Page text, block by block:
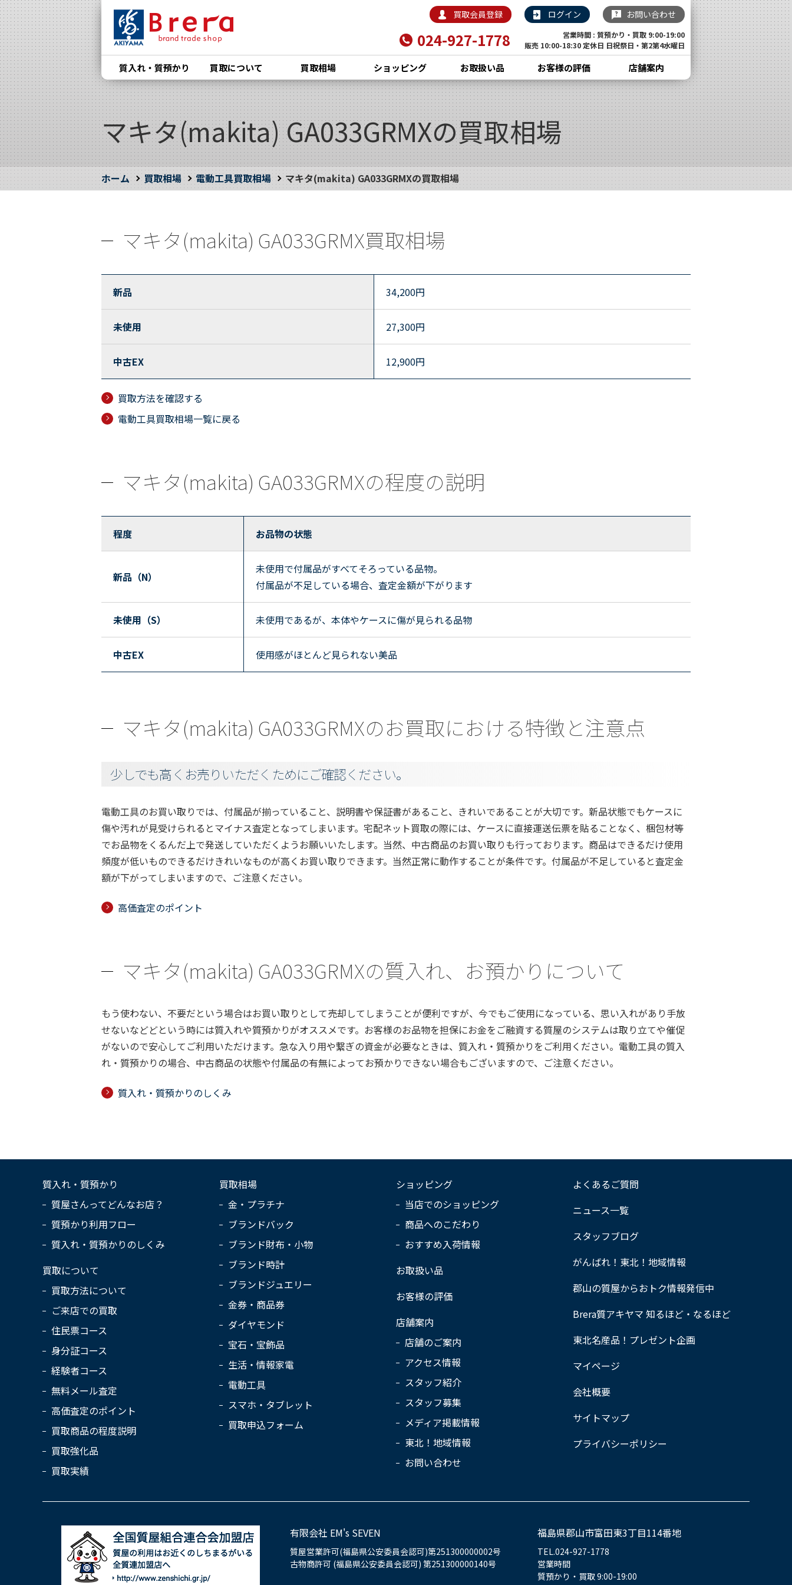
買取会員登録 ログイン お問い合わせ
024-927-1778
営業時間 : 質預かり・買取 9:00-19:00
販売 10:00-18:30 定休日 日祝祭日・第2第4水曜日
質入れ・質預かり 買取について 買取相場 ショッピング お取扱い品 お客様の評価 店舗案内
マキタ(makita) GA033GRMXの買取相場
ホーム 買取相場 電動工具買取相場 マキタ(makita) GA033GRMXの買取相場
マキタ(makita) GA033GRMX買取相場
新品 34,200円
未使用 27,300円
中古EX 12,900円
買取方法を確認する
電動工具買取相場一覧に戻る
マキタ(makita) GA033GRMXの程度の説明
程度 お品物の状態
新品（N）
未使用で付属品がすべてそろっている品物。
付属品が不足している場合、査定金額が下がります
未使用（S） 未使用であるが、本体やケースに傷が見られる品物
中古EX 使用感がほとんど見られない美品
マキタ(makita) GA033GRMXのお買取における特徴と注意点
少しでも高くお売りいただくためにご確認ください。
電動工具のお買い取りでは、付属品が揃っていること、説明書や保証書があること、きれいであることが大切です。新品状態でもケースに
傷や汚れが見受けられるとマイナス査定となってしまいます。宅配ネット買取の際には、ケースに直接運送伝票を貼ることなく、梱包材等
でお品物をくるんだ上で発送していただくようお願いいたします。当然、中古商品のお買い取りも行っております。商品はできるだけ使用
頻度が低いものできるだけきれいなものが高くお買い取りできます。当然正常に動作することが条件です。付属品が不足していると査定金
額が下がってしまいますので、ご注意ください。
高価査定のポイント
マキタ(makita) GA033GRMXの質入れ、お預かりについて
もう使わない、不要だという場合はお買い取りとして売却してしまうことが便利ですが、今でもご使用になっている、思い入れがあり手放
せないなどどという時には質入れや質預かりがオススメです。お客様のお品物を担保にお金をご融資する質屋のシステムは取り立てや催促
がないので安心してご利用いただけます。急な入り用や繋ぎの資金が必要なときは、質入れ・質預かりをご利用ください。電動工具の質入
れ・質預かりの場合、中古商品の状態や付属品の有無によってお預かりできない場合もございますので、ご注意ください。
質入れ・質預かりのしくみ
質入れ・質預かり
質屋さんってどんなお店？
質預かり利用フロー
質入れ・質預かりのしくみ
買取について
買取方法について
ご来店での買取
住民票コース
身分証コース
経験者コース
無料メール査定
高価査定のポイント
買取商品の程度説明
買取強化品
買取実績
買取相場
金・プラチナ
ブランドバック
ブランド財布・小物
ブランド時計
ブランドジュエリー
金券・商品券
ダイヤモンド
宝石・宝飾品
生活・情報家電
電動工具
スマホ・タブレット
買取申込フォーム
ショッピング
当店でのショッピング
商品へのこだわり
おすすめ入荷情報
お取扱い品
お客様の評価
店舗案内
店舗のご案内
アクセス情報
スタッフ紹介
スタッフ募集
メディア掲載情報
東北！地域情報
お問い合わせ
よくあるご質問
ニュース一覧
スタッフブログ
がんばれ！東北！地域情報
郡山の質屋からおトク情報発信中
Brera質アキヤマ 知るほど・なるほど
東北名産品！プレゼント企画
マイページ
会社概要
サイトマップ
プライバシーポリシー
有限会社 EM's SEVEN
質屋営業許可(福島県公安委員会認可)第251300000002号
古物商許可 (福島県公安委員会認可) 第251300000140号
福島県郡山市富田東3丁目114番地
TEL.024-927-1778
営業時間
質預かり・買取 9:00-19:00